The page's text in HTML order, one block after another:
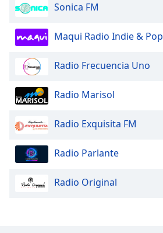
Sonica FM
Maqui Radio Indie & Pop
Radio Frecuencia Uno
Radio Marisol
Radio Exquisita FM
Radio Parlante
Radio Original